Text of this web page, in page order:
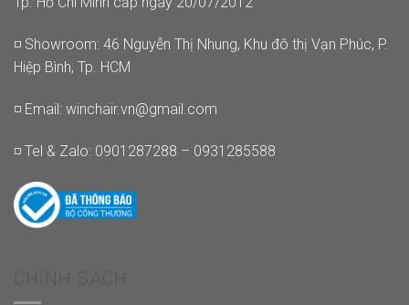
◽ Showroom: 46 Nguyễn Thị Nhung, Khu đô thị Vạn Phúc, P.
Hiệp Bình, Tp. HCM
◽ Email: winchair.vn@gmail.com
◽ Tel & Zalo: 0901287288 – 0931285588